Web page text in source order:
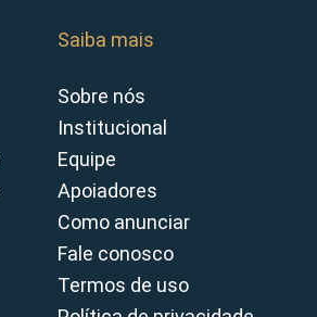
Saiba mais
Sobre nós
Institucional
Equipe
Apoiadores
Como anunciar
Fale conosco
Termos de uso